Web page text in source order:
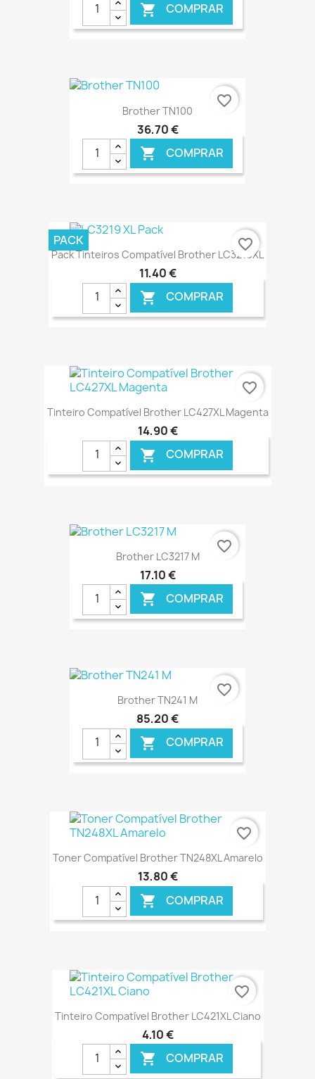
 COMPRAR
€ ONLINE
Brother TN100
36,70 €
 COMPRAR
€ ONLINE
favorite_border
Pack Tinteiros Compatível Brother LC3219XL
11,40 €
 COMPRAR
€ ONLINE
PACK favorite_border
Tinteiro Compatível Brother LC427XL Magenta
14,90 €
 COMPRAR
favorite_border
Brother LC3217 M
17,10 €
 COMPRAR
€ ONLINE
favorite_border
Brother TN241 M
85,20 €
 COMPRAR
€ ONLINE
favorite_border
Toner Compatível Brother TN248XL Amarelo
13,80 €
 COMPRAR
favorite_border
Tinteiro Compatível Brother LC421XL Ciano
4,10 €
 COMPRAR
favorite_border